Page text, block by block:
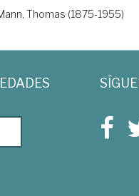
Thomas (1875-1955)